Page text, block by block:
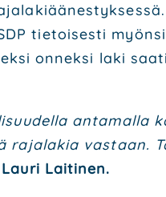
tie­toi­ses­ti
onnek­si laki
anta­mal­la
vas­taan.
Lai­ti­nen.